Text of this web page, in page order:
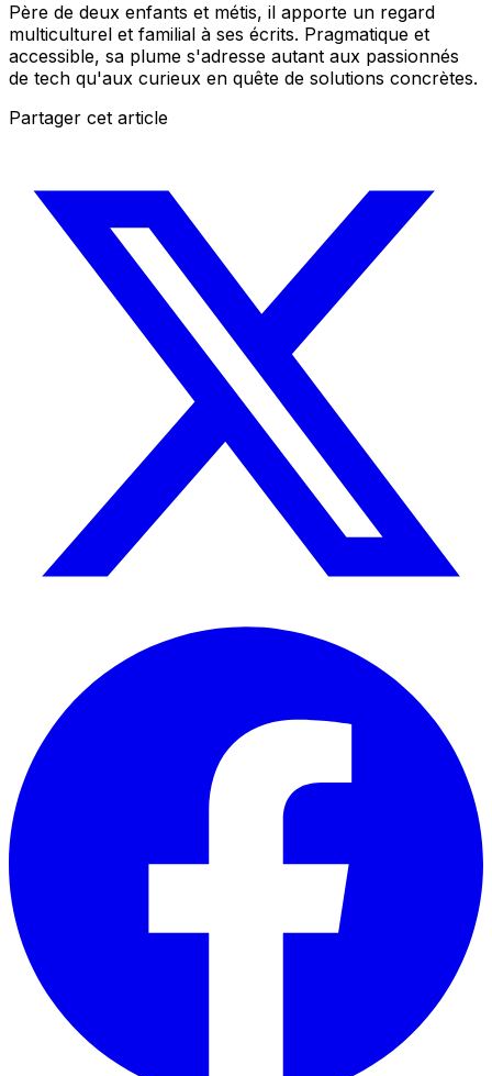
Père de deux enfants et métis, il apporte un regard
multiculturel et familial à ses écrits. Pragmatique et
accessible, sa plume s'adresse autant aux passionnés
de tech qu'aux curieux en quête de solutions concrètes.
Partager cet article